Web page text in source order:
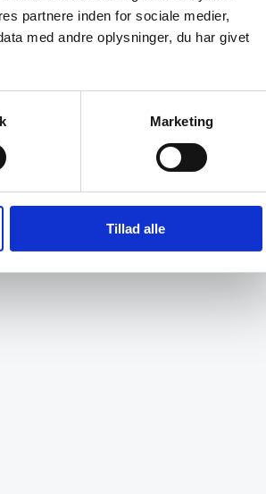
partnere inden for sociale medier,
med andre oplysninger, du har givet
Marketing
Tillad alle